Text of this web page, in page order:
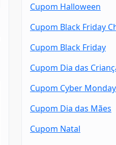
Cupom Halloween
Cupom Black Friday
Cupom Black Friday
Cupom Dia das
Cupom Cyber Monday
Cupom Dia das Mães
Cupom Natal